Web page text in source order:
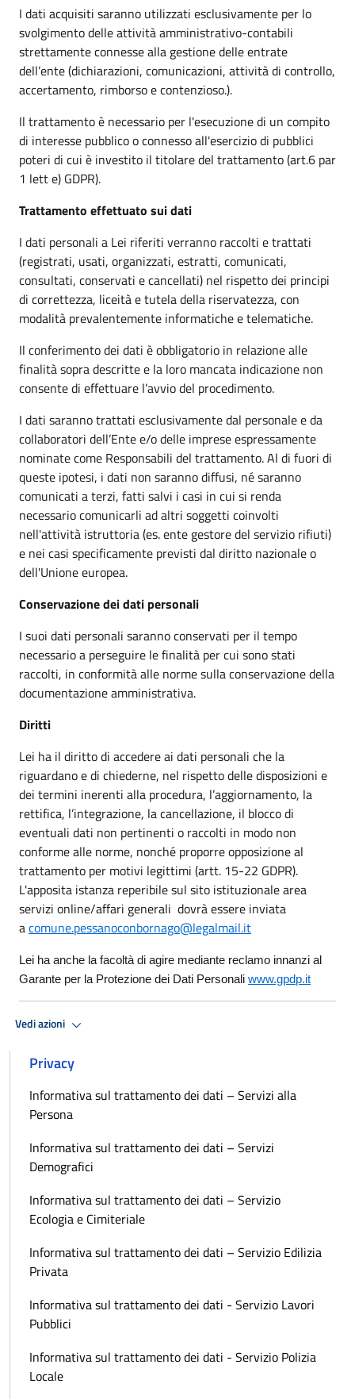
I dati acquisiti saranno utilizzati esclusivamente per lo
svolgimento delle attività amministrativo-contabili
strettamente connesse alla gestione delle entrate
dell’ente (dichiarazioni, comunicazioni, attività di controllo,
accertamento, rimborso e contenzioso.).
Il trattamento è necessario per l'esecuzione di un compito
di interesse pubblico o connesso all'esercizio di pubblici
poteri di cui è investito il titolare del trattamento (art.6 par
1 lett e) GDPR).
Trattamento effettuato sui dati
I dati personali a Lei riferiti verranno raccolti e trattati
(registrati, usati, organizzati, estratti, comunicati,
consultati, conservati e cancellati) nel rispetto dei principi
di correttezza, liceità e tutela della riservatezza, con
modalità prevalentemente informatiche e telematiche.
Il conferimento dei dati è obbligatorio in relazione alle
finalità sopra descritte e la loro mancata indicazione non
consente di effettuare l’avvio del procedimento.
I dati saranno trattati esclusivamente dal personale e da
collaboratori dell’Ente e/o delle imprese espressamente
nominate come Responsabili del trattamento. Al di fuori di
queste ipotesi, i dati non saranno diffusi, né saranno
comunicati a terzi, fatti salvi i casi in cui si renda
necessario comunicarli ad altri soggetti coinvolti
nell'attività istruttoria (es. ente gestore del servizio rifiuti)
e nei casi specificamente previsti dal diritto nazionale o
dell'Unione europea.
Conservazione dei dati personali
I suoi dati personali saranno conservati per il tempo
necessario a perseguire le finalità per cui sono stati
raccolti, in conformità alle norme sulla conservazione della
documentazione amministrativa.
Diritti
Lei ha il diritto di accedere ai dati personali che la
riguardano e di chiederne, nel rispetto delle disposizioni e
dei termini inerenti alla procedura, l’aggiornamento, la
rettifica, l’integrazione, la cancellazione, il blocco di
eventuali dati non pertinenti o raccolti in modo non
conforme alle norme, nonché proporre opposizione al
trattamento per motivi legittimi (artt. 15-22 GDPR).
L'apposita istanza reperibile sul sito istituzionale area
servizi online/affari generali dovrà essere inviata
acomune.pessanoconbornago@legalmail.it
Lei ha anche la facoltà di agire mediante reclamo innanzi al
Garante per la Protezione dei Dati Personali www.gpdp.it
Vedi azioni
Privacy
Informativa sul trattamento dei dati – Servizi alla
Persona
Informativa sul trattamento dei dati – Servizi
Demografici
Informativa sul trattamento dei dati – Servizio
Ecologia e Cimiteriale
Informativa sul trattamento dei dati – Servizio Edilizia
Privata
Informativa sul trattamento dei dati - Servizio Lavori
Pubblici
Informativa sul trattamento dei dati - Servizio Polizia
Locale